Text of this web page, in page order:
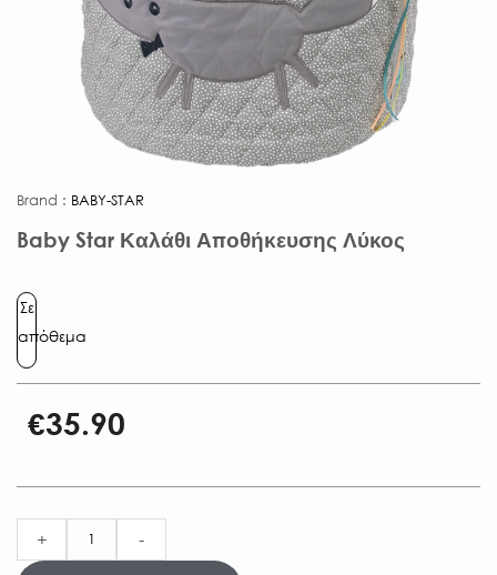
Brand : BABY-STAR
Baby Star Καλάθι Αποθήκευσης Λύκος
Σε
απόθεμα
€35.90
+ -